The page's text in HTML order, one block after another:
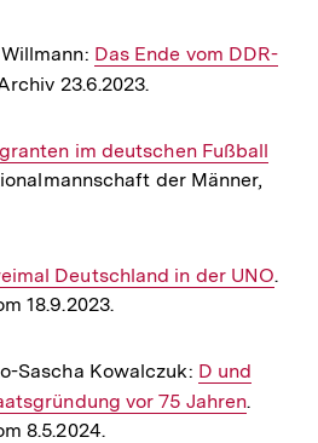
Interner
Link:
Das Ende vom DDR-
23.6.2023.
im deutschen Fußball
der Männer,
Deutschland in der UNO.
18.9.2023.
Sascha Kowalczuk: Interner
Link:
D und
vor 75 Jahren.
8.5.2024.